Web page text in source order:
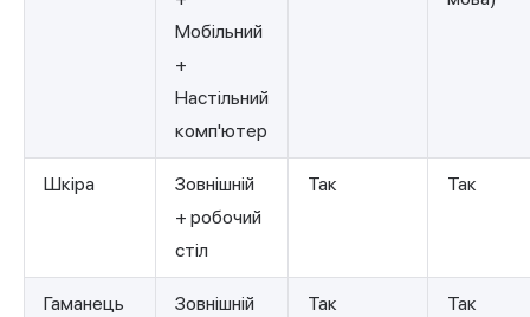
Мобільний
+
Настільний
комп'ютер
Шкіра
Зовнішній
+ робочий
стіл
Так Так
Гаманець
Зовнішній
Так Так